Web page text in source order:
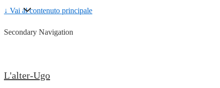
↓ Vai al contenuto principale
Secondary Navigation
L'alter-Ugo